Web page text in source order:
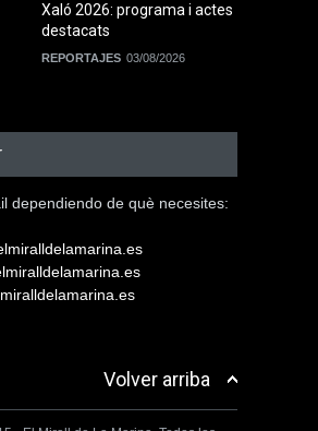
Xaló 2026: programa i actes
destacats
REPORTAJES 03/08/2026
dependiendo de què necesites:
Volver arriba